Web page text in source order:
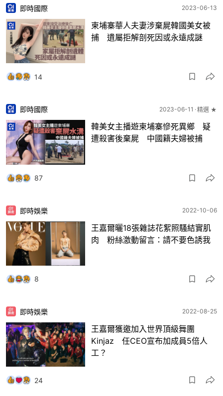
即時國際 2023-06-13
柬埔寨華人夫妻涉棄屍韓國美女被
捕 遺屬拒解剖死因或永遠成謎
14
即時國際 2023-06-11 精選 ★
韓美女主播遊柬埔寨慘死異鄉 疑
遭殺害後棄屍 中國籍夫婦被捕
87
即時娛樂 2022-10-06
王嘉爾曬18張雜誌花絮照騷結實肌
肉 粉絲激動留言：請不要色誘我
8
即時娛樂 2022-08-25
王嘉爾獲邀加入世界頂級舞團
Kinjaz 任CEO宣布加成員5倍人
工？
24